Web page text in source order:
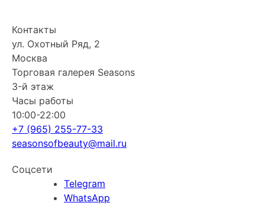
Контакты
ул. Охотный Ряд, 2
Москва
Торговая галерея Seasons
3-й этаж
Часы работы
10:00-22:00
+7 (965) 255-77-33
seasonsofbeauty@mail.ru
Соцсети
Telegram
WhatsApp